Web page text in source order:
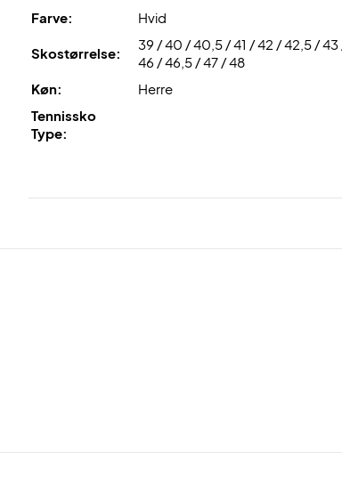
Farve:
Hvid
Skostørrelse:
39 / 40 / 40,5 / 41 / 42 / 42,5 /
46 / 46,5 / 47 / 48
Køn:
Herre
Tennissko
Type: